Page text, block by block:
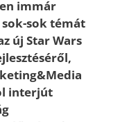
immár
sok témát
új Star Wars
interjút